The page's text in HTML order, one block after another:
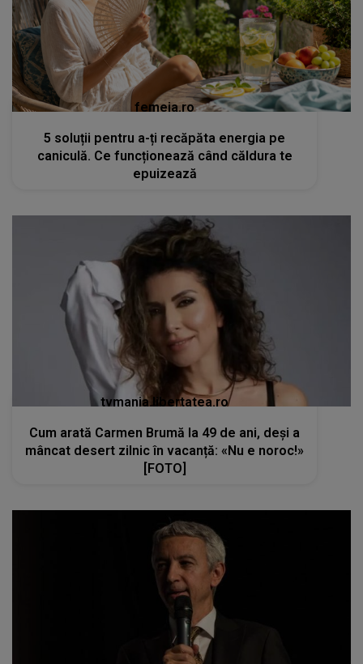
femeia.ro
5 soluții pentru a-ți recăpăta energia pe
caniculă. Ce funcționează când căldura te
epuizează
tvmania.libertatea.ro
Cum arată Carmen Brumă la 49 de ani, deși a
mâncat desert zilnic în vacanță: «Nu e noroc!»
[FOTO]